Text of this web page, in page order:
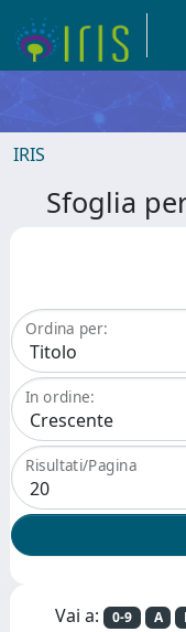
IRIS
Sfoglia
Ordina per:
In ordine:
Risultati/Pagina
Vai a: 0-9 A